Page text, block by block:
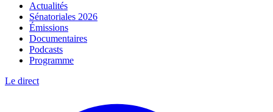
Actualités
Sénatoriales 2026
Émissions
Documentaires
Podcasts
Programme
Le direct